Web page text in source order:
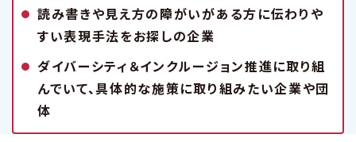
読み書きや見え方の障がいがある方に伝わりや
すい表現手法をお探しの企業
ダイバーシティ＆インクルージョン推進に取り組
んでいて、具体的な施策に取り組みたい企業や団
体